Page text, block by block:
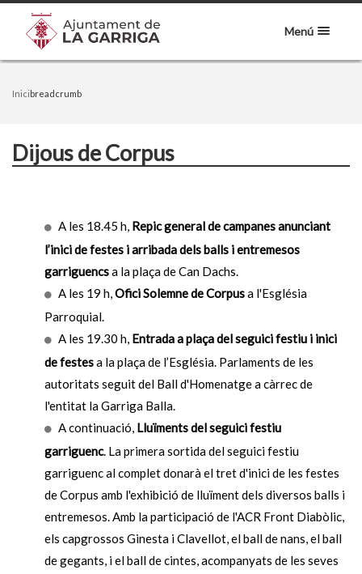
Menú
Inicibreadcrumb
Dijous de Corpus
A les 18.45 h, Repic general de campanes anunciant
l’inici de festes i arribada dels balls i entremesos
garriguencsa la plaça de Can Dachs.
A les 19 h,Ofici Solemne de Corpusa l'Església
Parroquial.
A les 19.30 h, Entrada a plaça del seguici festiu i inici
de festesa la plaça de l’Església. Parlaments de les
autoritats seguit del Ball d'Homenatge a càrrec de
l'entitat la Garriga Balla.
A continuació, Lluïments del seguici festiu
garriguenc. La primera sortida del seguici festiu
garriguenc al complet donarà el tret d'inici de les festes
de Corpus amb l'exhibició de lluïment dels diversos balls i
entremesos. Amb la participació de l'ACR Front Diabòlic,
els capgrossos Ginesta i Clavellot, el ball de nans, el ball
de gegants, i el ball de cintes, acompanyats de les seves